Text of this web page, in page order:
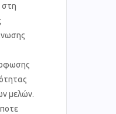
στη
μελών.